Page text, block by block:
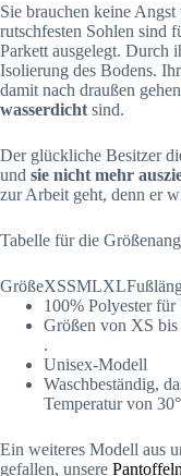
Sie brauchen keine
rutschfesten Sohlen sind
Parkett ausgelegt. Durch
Isolierung des Bodens.
damit nach draußen
wasserdicht sind.
Der glückliche Besitzer
und sie nicht mehr
zur Arbeit geht, denn er
Tabelle für die
100% Polyester
Größen von XS
.
Unisex-Modell
Waschbeständig,
Temperatur von
Ein weiteres Modell aus
gefallen, unsere